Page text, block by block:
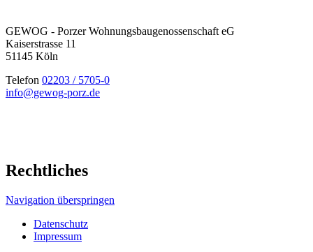
GEWOG - Porzer Wohnungsbau­genossenschaft eG
Kaiserstrasse 11
51145 Köln
Telefon 02203 / 5705-0
info@gewog-porz.de
Rechtliches
Navigation überspringen
Datenschutz
Impressum